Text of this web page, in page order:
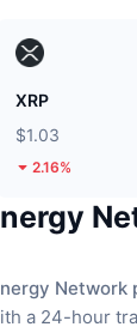
XRP
$1.03
2.16%
Network
a 24-hour